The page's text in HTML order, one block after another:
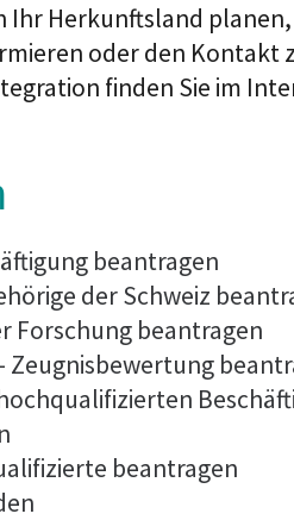
Ihr Herkunftsland
oder den
finden Sie im
beantragen
der Schweiz
Forschung beantragen
Zeugnisbewertung
beantragen